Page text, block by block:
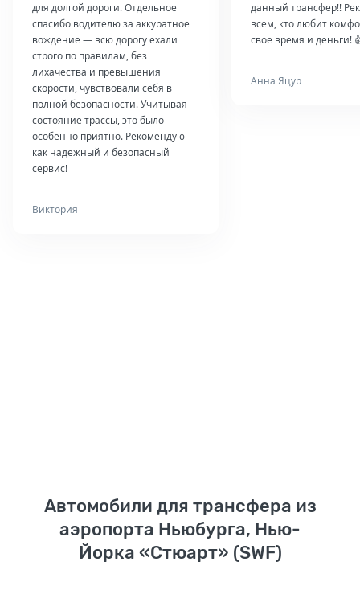
для долгой дороги. Отдельное
спасибо водителю за аккуратное
вождение — всю дорогу ехали
строго по правилам, без
лихачества и превышения
скорости, чувствовали себя в
полной безопасности. Учитывая
состояние трассы, это было
особенно приятно. Рекомендую
как надежный и безопасный
сервис!
Виктория
данный трансфер!!
всем, кто любит
свое время и деньги!
Анна Яцур
Автомобили для трансфера из
аэропорта Ньюбурга, Нью-
Йорка «Стюарт» (SWF)